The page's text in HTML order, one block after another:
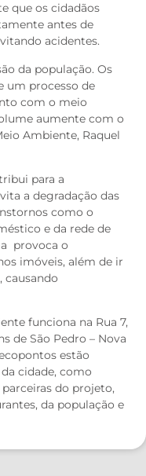
que os cidadãos
antes de
acidentes.
da população. Os
um processo de
com o meio
aumente com o
Ambiente, Raquel
para a
a degradação das
como o
e da rede de
provoca o
imóveis, além de ir
causando
funciona na Rua 7,
de São Pedro – Nova
estão
cidade, como
do projeto,
da população e